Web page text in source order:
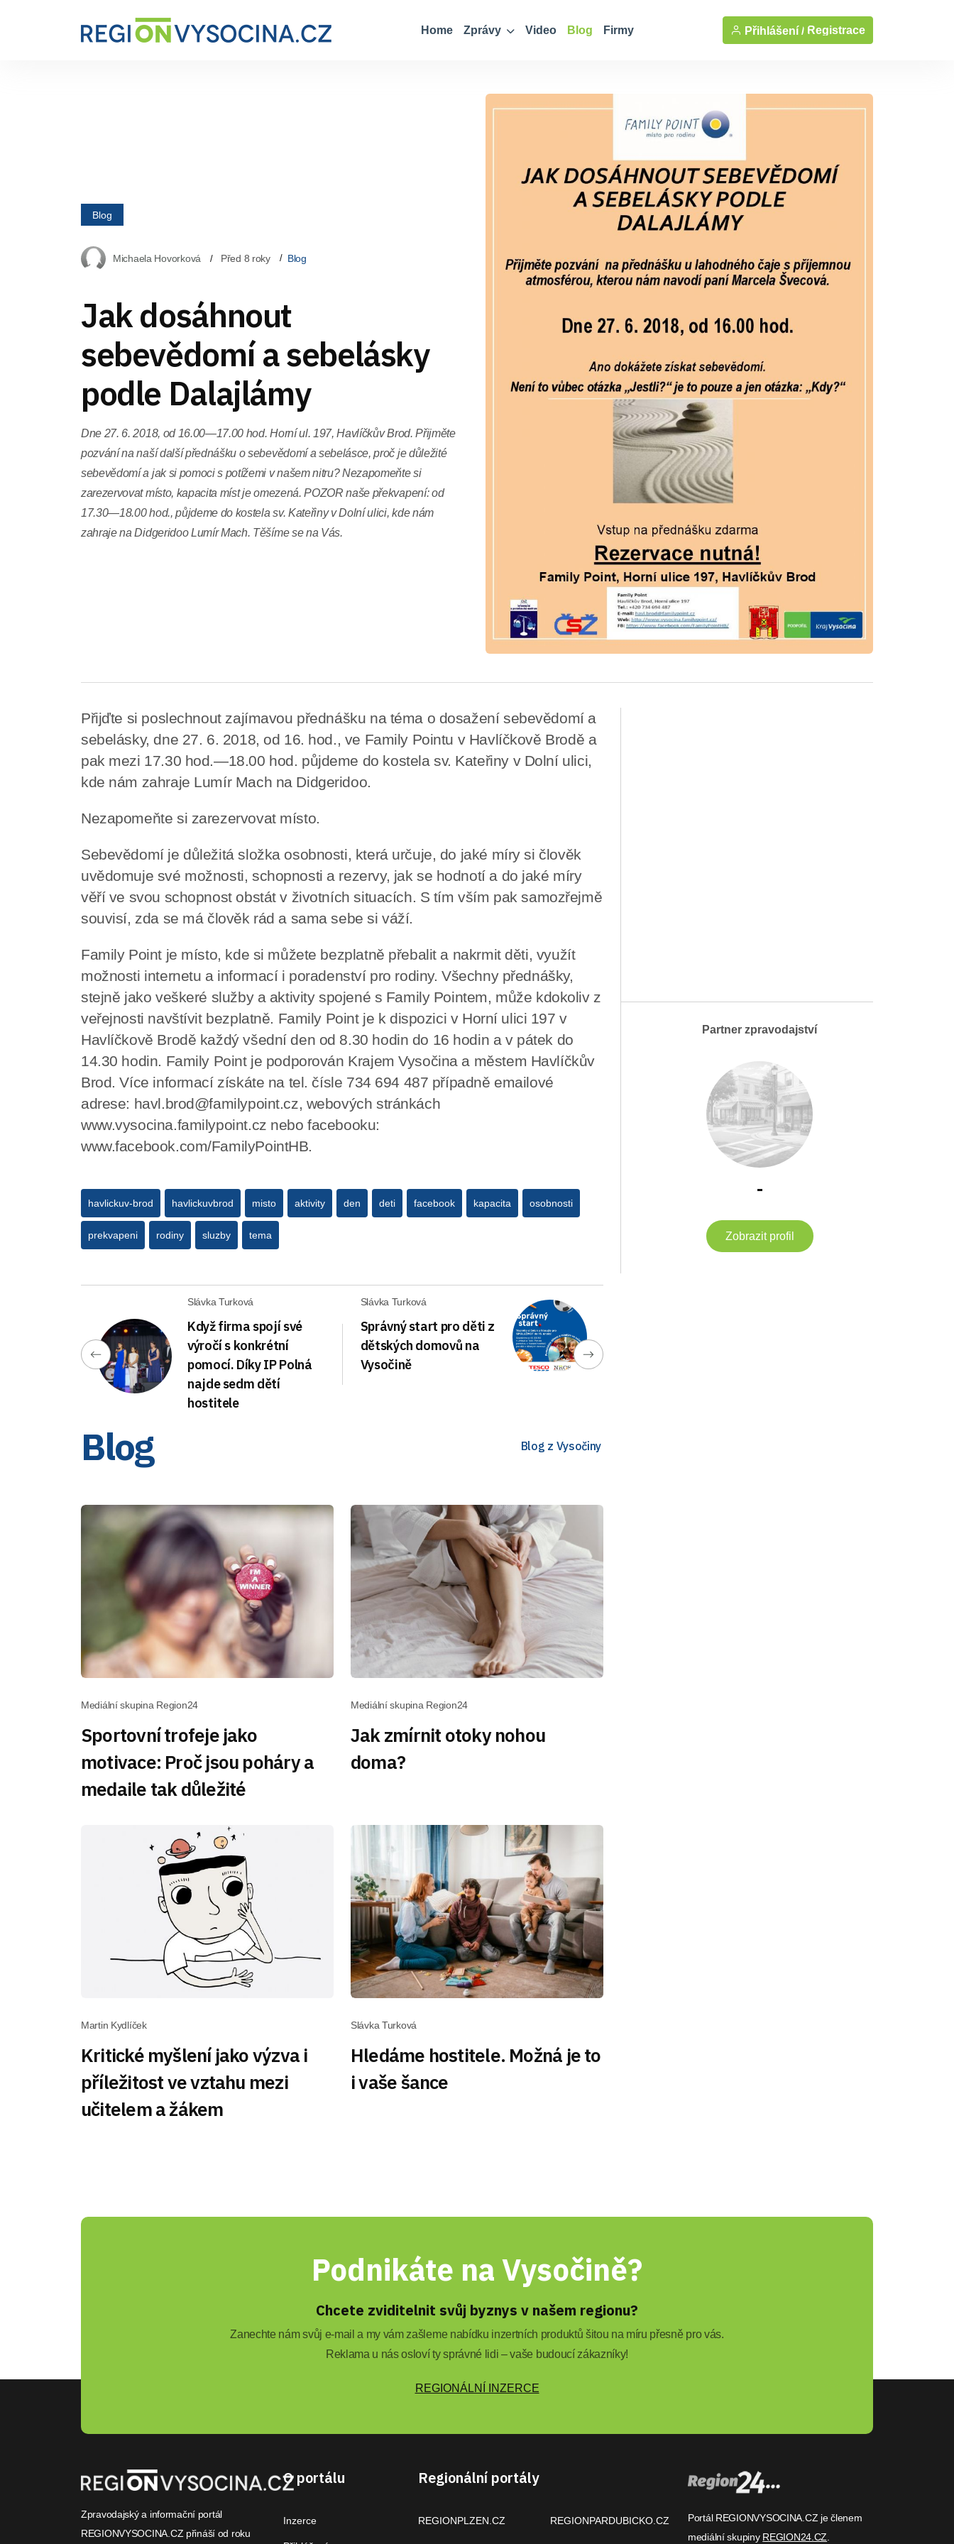
Home Zprávy Video Blog Firmy Přihlášení / Registrace
Blog
Michaela Hovorková Před 8 roky Blog
Jak dosáhnout
sebevědomí a sebelásky
podle Dalajlámy
Dne 27. 6. 2018, od 16.00—17.00 hod. Horní ul. 197, Havlíčkův Brod. Přijměte
pozvání na naší další přednášku o sebevědomí a sebelásce, proč je důležité
sebevědomí a jak si pomoci s potížemi v našem nitru? Nezapomeňte si
zarezervovat místo, kapacita míst je omezená. POZOR naše překvapení: od
17.30—18.00 hod., půjdeme do kostela sv. Kateřiny v Dolní ulici, kde nám
zahraje na Didgeridoo Lumír Mach. Těšíme se na Vás.
Přijďte si poslechnout zajímavou přednášku na téma o dosažení sebevědomí a
sebelásky, dne 27. 6. 2018, od 16. hod., ve Family Pointu v Havlíčkově Brodě a
pak mezi 17.30 hod.—18.00 hod. půjdeme do kostela sv. Kateřiny v Dolní ulici,
kde nám zahraje Lumír Mach na Didgeridoo.
Nezapomeňte si zarezervovat místo.
Sebevědomí je důležitá složka osobnosti, která určuje, do jaké míry si člověk
uvědomuje své možnosti, schopnosti a rezervy, jak se hodnotí a do jaké míry
věří ve svou schopnost obstát v životních situacích. S tím vším pak samozřejmě
souvisí, zda se má člověk rád a sama sebe si váží.
Family Point je místo, kde si můžete bezplatně přebalit a nakrmit děti, využít
možnosti internetu a informací i poradenství pro rodiny. Všechny přednášky,
stejně jako veškeré služby a aktivity spojené s Family Pointem, může kdokoliv z
veřejnosti navštívit bezplatně. Family Point je k dispozici v Horní ulici 197 v
Havlíčkově Brodě každý všední den od 8.30 hodin do 16 hodin a v pátek do
14.30 hodin. Family Point je podporován Krajem Vysočina a městem Havlíčkův
Brod. Více informací získáte na tel. čísle 734 694 487 případně emailové
adrese: havl.brod@familypoint.cz, webových stránkách
www.vysocina.familypoint.cz nebo facebooku:
www.facebook.com/FamilyPointHB.
havlickuv-brod havlickuvbrod misto aktivity den deti facebook kapacita osobnosti
prekvapeni rodiny sluzby tema
Slávka Turková
Když firma spojí své
výročí s konkrétní
pomocí. Díky IP Polná
najde sedm dětí
hostitele
Slávka Turková
Správný start pro děti z
dětských domovů na
Vysočině
Blog Blog z Vysočiny
Mediální skupina Region24
Sportovní trofeje jako
motivace: Proč jsou poháry a
medaile tak důležité
Mediální skupina Region24
Jak zmírnit otoky nohou
doma?
Martin Kydlíček
Kritické myšlení jako výzva i
příležitost ve vztahu mezi
učitelem a žákem
Slávka Turková
Hledáme hostitele. Možná je to
i vaše šance
Partner zpravodajství
-
Zobrazit profil
Podnikáte na Vysočině?
Chcete zviditelnit svůj byznys v našem regionu?
Zanechte nám svůj e-mail a my vám zašleme nabídku inzertních produktů šitou na míru přesně pro vás.
Reklama u nás osloví ty správné lidi – vaše budoucí zákazníky!
REGIONÁLNÍ INZERCE
Zpravodajský a informační portál
REGIONVYSOCINA.CZ přináší od roku
O portálu
Inzerce
Regionální portály
REGIONPLZEN.CZ REGIONPARDUBICKO.CZ
Portál REGIONVYSOCINA.CZ je členem
mediální skupiny REGION24.CZ.